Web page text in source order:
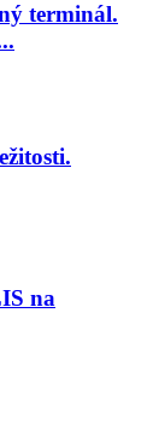
terminál.
na